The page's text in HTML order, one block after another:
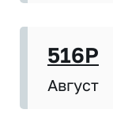
516P
Август